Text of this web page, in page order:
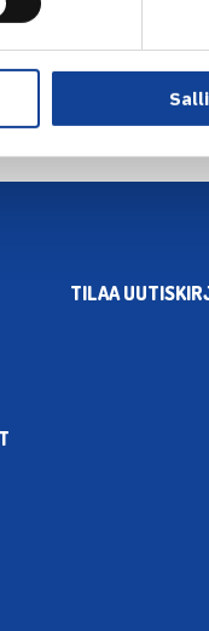
Juniorien
TILAA